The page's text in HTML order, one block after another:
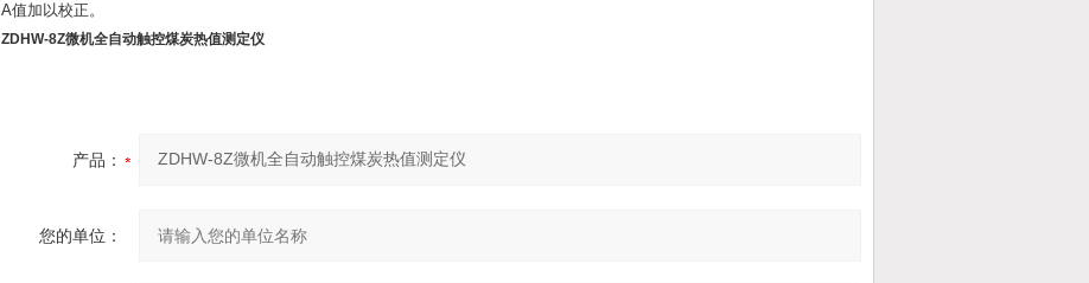
A值加以校正。
ZDHW-8Z微机全自动触控煤炭热值测定仪
产品：
您的单位：